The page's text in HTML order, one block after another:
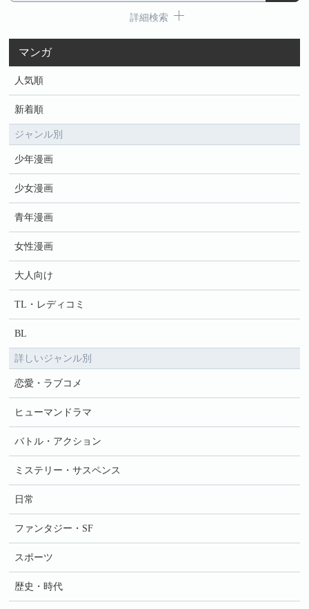
詳細検索
マンガ
人気順
新着順
ジャンル別
少年漫画
少女漫画
青年漫画
女性漫画
大人向け
TL・レディコミ
BL
詳しいジャンル別
恋愛・ラブコメ
ヒューマンドラマ
バトル・アクション
ミステリー・サスペンス
日常
ファンタジー・SF
スポーツ
歴史・時代